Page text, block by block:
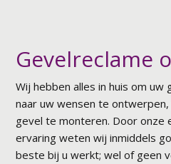
Gevelreclame
Wij hebben alles in huis om
naar uw wensen te
gevel te monteren. Door onze
ervaring weten wij inmiddels
beste bij u werkt; wel of geen